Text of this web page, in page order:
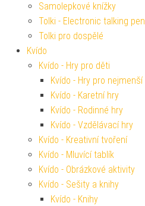
Samolepkové knížky
Tolki - Electronic talking pen
Tolki pro dospělé
Kvído
Kvído - Hry pro děti
Kvído - Hry pro nejmenší
Kvído - Karetní hry
Kvído - Rodinné hry
Kvído - Vzdělávací hry
Kvído - Kreativní tvoření
Kvído - Mluvící tablík
Kvído - Obrázkové aktivity
Kvído - Sešity a knihy
Kvído - Knihy